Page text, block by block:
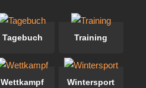
Tagebuch Training
Wettkampf Wintersport